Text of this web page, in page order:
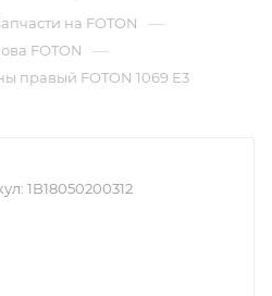
на FOTON —
FOTON —
правый FOTON 1069 Е3
1B18050200312